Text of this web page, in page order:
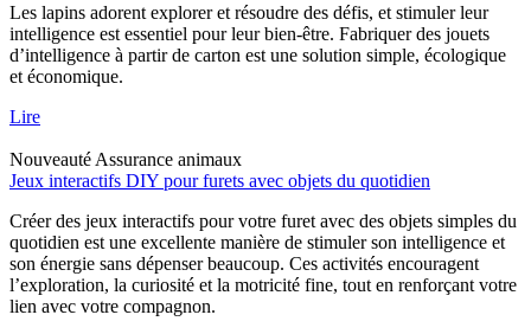
Les lapins adorent explorer et résoudre des défis, et stimuler leur
intelligence est essentiel pour leur bien-être. Fabriquer des jouets
d’intelligence à partir de carton est une solution simple, écologique
et économique.
Lire
Nouveauté Assurance animaux
Jeux interactifs DIY pour furets avec objets du quotidien
Créer des jeux interactifs pour votre furet avec des objets simples du
quotidien est une excellente manière de stimuler son intelligence et
son énergie sans dépenser beaucoup. Ces activités encouragent
l’exploration, la curiosité et la motricité fine, tout en renforçant votre
lien avec votre compagnon.